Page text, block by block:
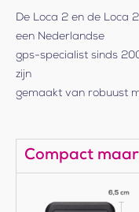
De Loca 2 en de Loca
een Nederlandse
gps-specialist sinds
zijn
gemaakt van robuust
Compact